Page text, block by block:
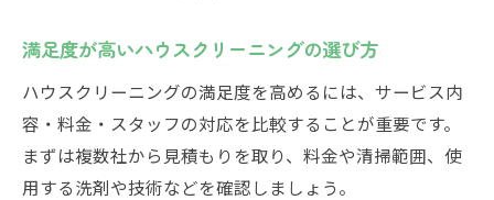
満足度が高いハウスクリーニングの選び方
ハウスクリーニングの満足度を高めるには、サービス内
容・料金・スタッフの対応を比較することが重要です。
まずは複数社から見積もりを取り、料金や清掃範囲、使
用する洗剤や技術などを確認しましょう。